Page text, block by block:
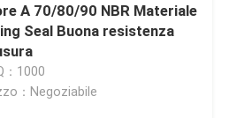
A 70/80/90 NBR Materiale
Seal Buona resistenza
：1000
：Negoziabile